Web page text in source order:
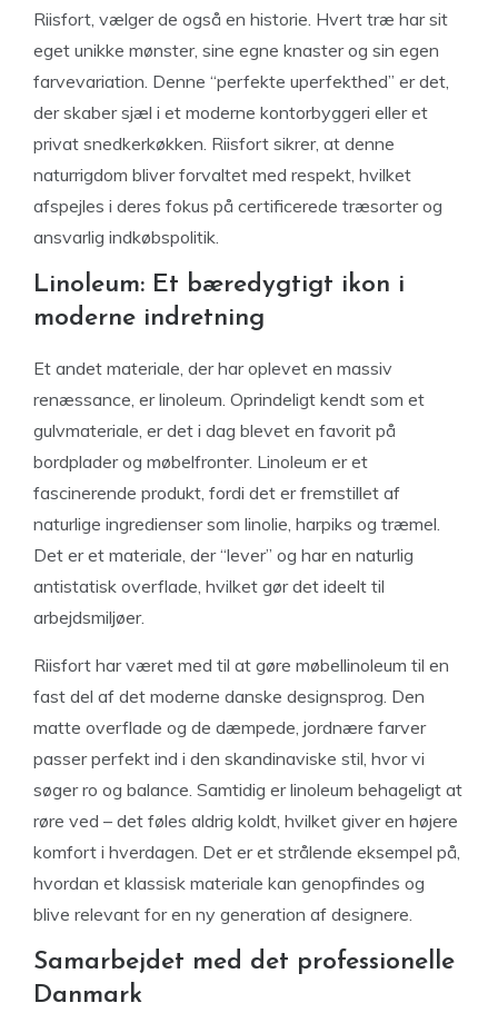
Riisfort, vælger de også en historie. Hvert træ har sit
eget unikke mønster, sine egne knaster og sin egen
farvevariation. Denne “perfekte uperfekthed” er det,
der skaber sjæl i et moderne kontorbyggeri eller et
privat snedkerkøkken. Riisfort sikrer, at denne
naturrigdom bliver forvaltet med respekt, hvilket
afspejles i deres fokus på certificerede træsorter og
ansvarlig indkøbspolitik.
Linoleum: Et bæredygtigt ikon i
moderne indretning
Et andet materiale, der har oplevet en massiv
renæssance, er linoleum. Oprindeligt kendt som et
gulvmateriale, er det i dag blevet en favorit på
bordplader og møbelfronter. Linoleum er et
fascinerende produkt, fordi det er fremstillet af
naturlige ingredienser som linolie, harpiks og træmel.
Det er et materiale, der “lever” og har en naturlig
antistatisk overflade, hvilket gør det ideelt til
arbejdsmiljøer.
Riisfort har været med til at gøre møbellinoleum til en
fast del af det moderne danske designsprog. Den
matte overflade og de dæmpede, jordnære farver
passer perfekt ind i den skandinaviske stil, hvor vi
søger ro og balance. Samtidig er linoleum behageligt at
røre ved – det føles aldrig koldt, hvilket giver en højere
komfort i hverdagen. Det er et strålende eksempel på,
hvordan et klassisk materiale kan genopfindes og
blive relevant for en ny generation af designere.
Samarbejdet med det professionelle
Danmark